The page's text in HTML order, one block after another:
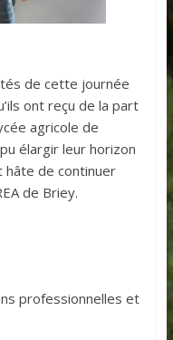
de cette journée
ont reçu de la part
agricole de
élargir leur horizon
hâte de continuer
de Briey.
professionnelles et